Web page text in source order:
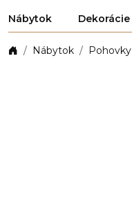
Nábytok Dekorácie
Nábytok Pohovky